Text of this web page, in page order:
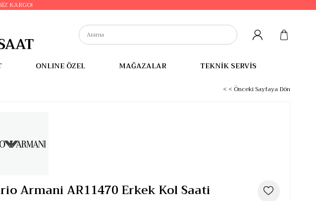
KARGO!
ONLINE ÖZEL MAĞAZALAR TEKNİK SERVİS
< < Önceki Sayfaya Dön
Armani AR11470 Erkek Kol Saati